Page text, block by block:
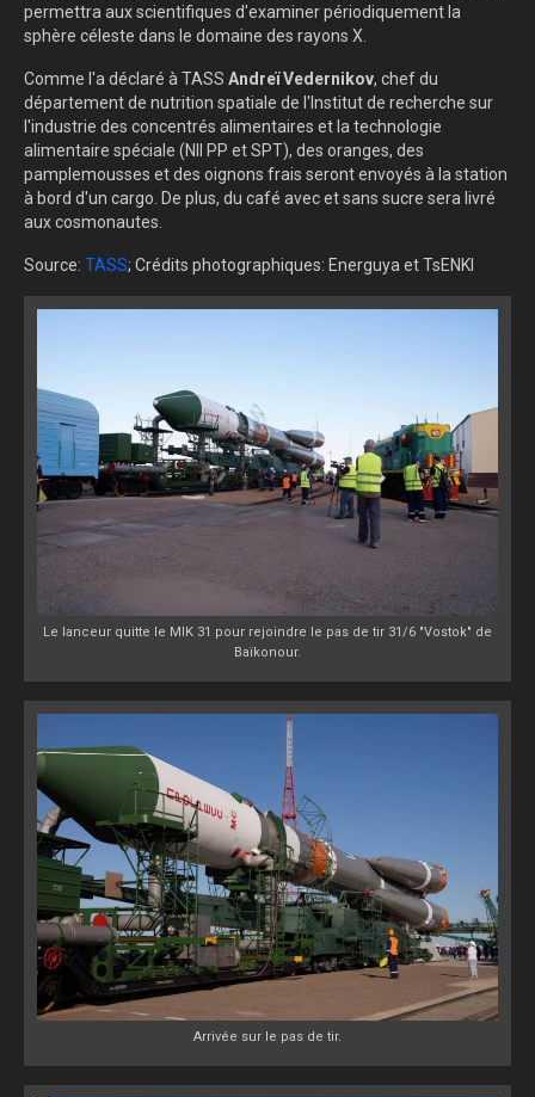
permettra aux scientifiques d'examiner périodiquement la
sphère céleste dans le domaine des rayons X.
Comme l'a déclaré à TASS Andreï Vedernikov, chef du
département de nutrition spatiale de l'Institut de recherche sur
l'industrie des concentrés alimentaires et la technologie
alimentaire spéciale (NII PP et SPT), des oranges, des
pamplemousses et des oignons frais seront envoyés à la station
à bord d'un cargo. De plus, du café avec et sans sucre sera livré
aux cosmonautes.
Source: TASS; Crédits photographiques: Energuya et TsENKI
Le lanceur quitte le MIK 31 pour rejoindre le pas de tir 31/6 "Vostok" de
Baïkonour.
Arrivée sur le pas de tir.